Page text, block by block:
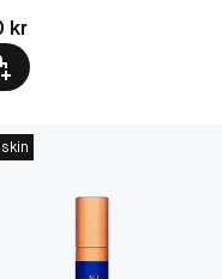
110 kr
kr